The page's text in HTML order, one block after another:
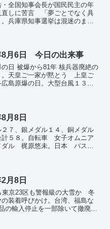
れ―気象庁・国交省。柏崎６号
日の再稼働見送り 制御棒試験
合受け―東電。大阪知事選２２
連代替の懸念―米。２６年世
３．３％に上げ 関税影響減、
ブームで堅調―ＩＭＦ予測。関
「関係損なう」 グリーンラン
同声明―欧州８カ国。高速列車
死亡 豪雨数週間、「国家災
全国知事会長が国民民主の年
直しに苦言 「夢ごとでなく具
兵庫県知事選挙は混迷のまま
値。東京・町田の民家に湧き
政効率化へマスク氏起用 米新
プ、歳出削減…トランプ氏。米
リ協定」再離脱に反対 石油大
8月6日 今日の出来事
の日 被爆から81年 核兵器廃絶の
。天皇ご一家が黙とう 上皇ご
島原爆の日。大型台風１３
く 1か月予報。コメ価格の先安
月指数は過去最低―米穀機
鮮、日本海に飛翔体発射 弾道
の可能性。ＮＹ株、３日連続で
東の緊張緩和期待で。
月8日
７、銀メダル１４、銅メダル
計５８。自転車 女子オムニア
ル 梶原悠未。日本 バスケ
日新聞世論調査。五輪で自粛
ゆるんだ」61% 朝日新聞世論
ンクロ経験と勇気 海底の高2を
助 37歳主婦に感謝状。全国で
4472人感染 日曜日として過去
月8日
東京23区も警報級の大雪か 冬
の装着呼びかけ。台湾、福島な
の輸入停止を一部除いて撤廃。